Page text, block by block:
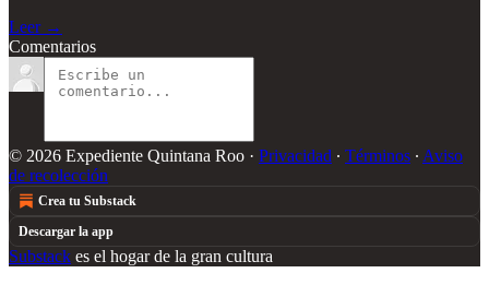
Leer →
Comentarios
© 2026 Expediente Quintana Roo · Privacidad ∙ Términos ∙ Aviso
de recolección
Crea tu Substack
Descargar la app
Substack es el hogar de la gran cultura